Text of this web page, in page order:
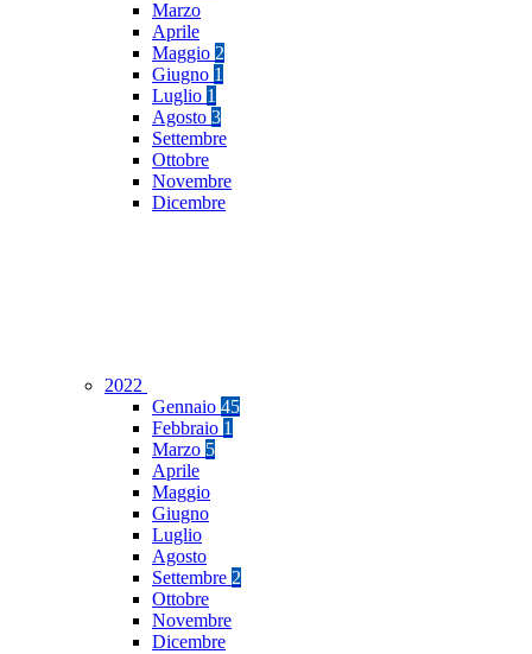
Marzo
Aprile
Maggio 2
Giugno 1
Luglio 1
Agosto 3
Settembre
Ottobre
Novembre
Dicembre
2022
Gennaio 45
Febbraio 1
Marzo 5
Aprile
Maggio
Giugno
Luglio
Agosto
Settembre 2
Ottobre
Novembre
Dicembre